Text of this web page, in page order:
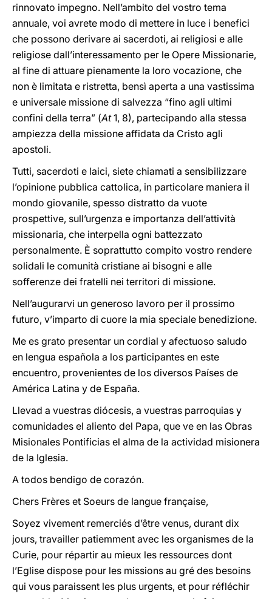
rinnovato impegno. Nell’ambito del vostro tema
annuale, voi avrete modo di mettere in luce i benefici
che possono derivare ai sacerdoti, ai religiosi e alle
religiose dall’interessamento per le Opere Missionarie,
al fine di attuare pienamente la loro vocazione, che
non è limitata e ristretta, bensì aperta a una vastissima
e universale missione di salvezza “fino agli ultimi
confini della terra” (At1, 8), partecipando alla stessa
ampiezza della missione affidata da Cristo agli
apostoli.
Tutti, sacerdoti e laici, siete chiamati a sensibilizzare
l’opinione pubblica cattolica, in particolare maniera il
mondo giovanile, spesso distratto da vuote
prospettive, sull’urgenza e importanza dell’attività
missionaria, che interpella ogni battezzato
personalmente. È soprattutto compito vostro rendere
solidali le comunità cristiane ai bisogni e alle
sofferenze dei fratelli nei territori di missione.
Nell’augurarvi un generoso lavoro per il prossimo
futuro, v’imparto di cuore la mia speciale benedizione.
Me es grato presentar un cordial y afectuoso saludo
en lengua española a los participantes en este
encuentro, provenientes de los diversos Países de
América Latina y de España.
Llevad a vuestras diócesis, a vuestras parroquias y
comunidades el aliento del Papa, que ve en las Obras
Misionales Pontificias el alma de la actividad misionera
de la Iglesia.
A todos bendigo de corazón.
Chers Frères et Soeurs de langue française,
Soyez vivement remerciés d’être venus, durant dix
jours, travailler patiemment avec les organismes de la
Curie, pour répartir au mieux les ressources dont
l’Eglise dispose pour les missions au gré des besoins
qui vous paraissent les plus urgents, et pour réfléchir